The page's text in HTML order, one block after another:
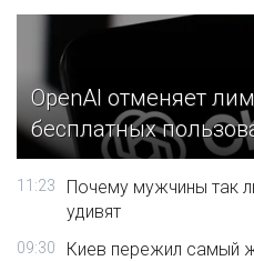
OpenAI отменяет
бесплатных
11:23
Почему мужчины так
удивят
09:30
Киев пережил самый